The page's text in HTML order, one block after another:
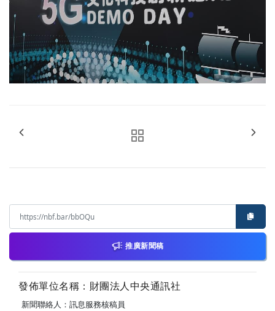
推廣新聞稿
發佈單位名稱：財團法人中央通訊社
新聞聯絡人：訊息服務核稿員